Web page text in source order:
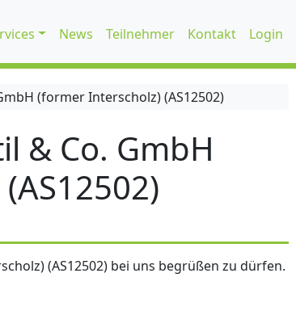
News Teilnehmer Kontakt Login
(former Interscholz) (AS12502)
& Co. GmbH
(AS12502) bei uns begrüßen zu dürfen.